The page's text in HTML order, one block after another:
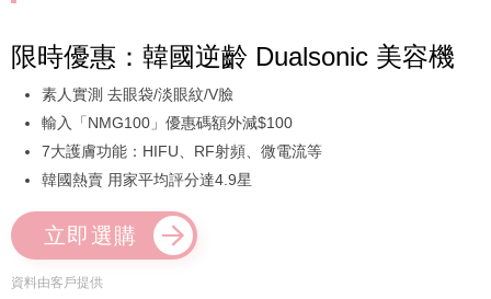
限時優惠：韓國逆齡 Dualsonic 美容機
素人實測 去眼袋/淡眼紋/V臉
輸入「NMG100」優惠碼額外減$100
7大護膚功能：HIFU、RF射頻、微電流等
韓國熱賣 用家平均評分達4.9星
立即選購
資料由客戶提供